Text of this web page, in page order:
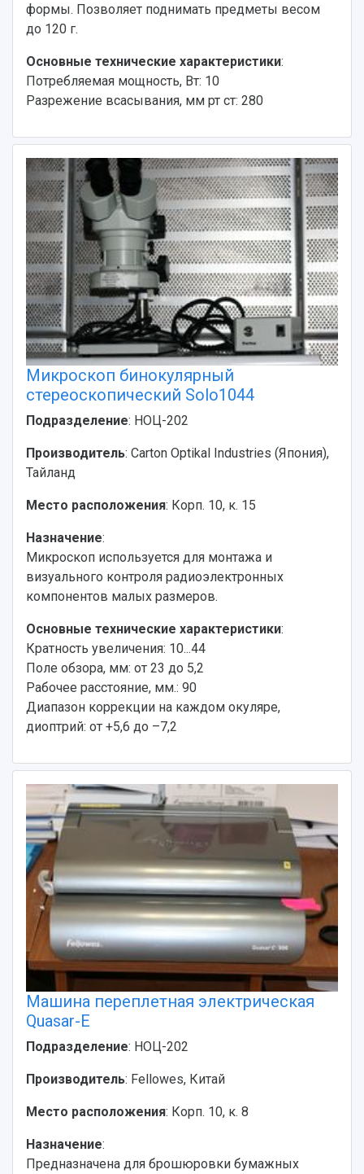
формы. Позволяет поднимать предметы весом
до 120 г.
Основные технические характеристики:
Потребляемая мощность, Вт: 10
Разрежение всасывания, мм рт ст: 280
Микроскоп бинокулярный
стереоскопический Solo1044
Подразделение: НОЦ-202
Производитель: Carton Optikal Industries (Япония),
Тайланд
Место расположения: Корп. 10, к. 15
Назначение:
Микроскоп используется для монтажа и
визуального контроля радиоэлектронных
компонентов малых размеров.
Основные технические характеристики:
Кратность увеличения: 10...44
Поле обзора, мм: от 23 до 5,2
Рабочее расстояние, мм.: 90
Диапазон коррекции на каждом окуляре,
диоптрий: от +5,6 до –7,2
Машина переплетная электрическая
Quasar-E
Подразделение: НОЦ-202
Производитель: Fellowes, Китай
Место расположения: Корп. 10, к. 8
Назначение:
Предназначена для брошюровки бумажных